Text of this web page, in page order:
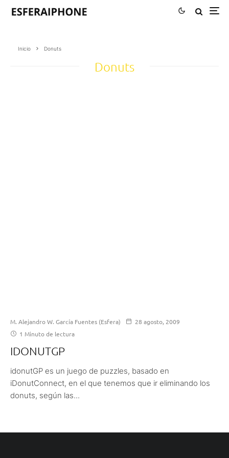
Inicio Donuts
Donuts
M. Alejandro W. García Fuentes (Esfera)
28 agosto, 2009
1 Minuto de lectura
IDONUTGP
idonutGP es un juego de puzzles, basado en
iDonutConnect, en el que tenemos que ir eliminando los
donuts, según las...